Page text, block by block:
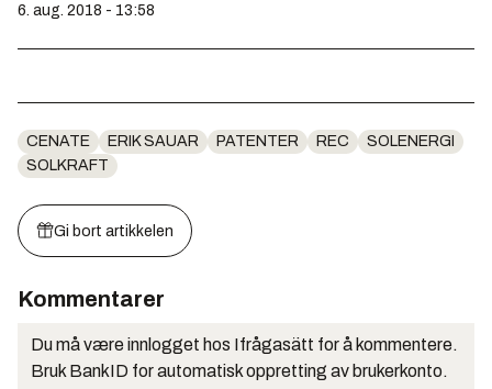
6. aug. 2018 - 13:58
CENATE ERIK SAUAR PATENTER REC
SOLENERGI
SOLKRAFT
Gi bort artikkelen
Kommentarer
Du må være innlogget hos Ifrågasätt for å kommentere.
Bruk BankID for automatisk oppretting av brukerkonto.